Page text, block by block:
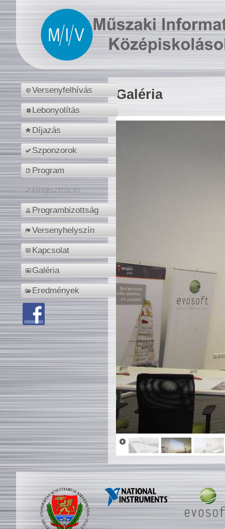
Versenyfelhívás
Lebonyolítás
Díjazás
Szponzorok
Program
Regisztráció
Programbizottság
Versenyhelyszín
Kapcsolat
Galéria
Eredmények
Galéria